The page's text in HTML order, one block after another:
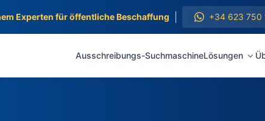
Experten für öffentliche Beschaffung +34 623 750
Ausschreibungs-SuchmaschineLösungen